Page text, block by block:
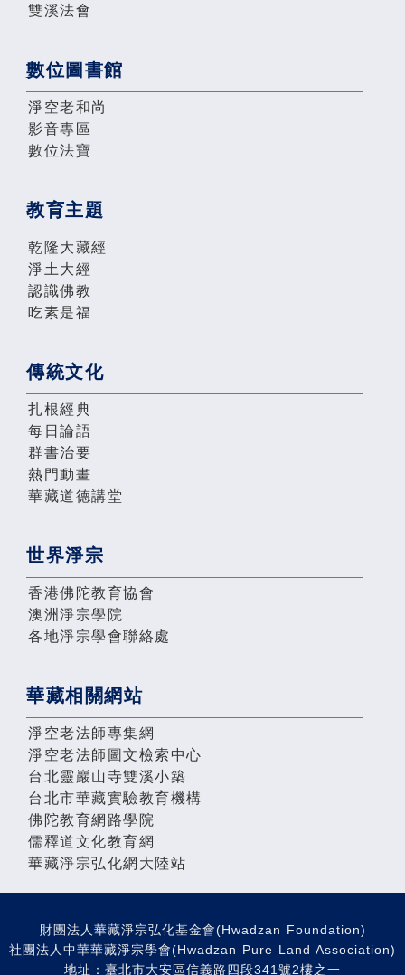
雙溪法會
數位圖書館
淨空老和尚
影音專區
數位法寶
教育主題
乾隆大藏經
淨土大經
認識佛教
吃素是福
傳統文化
扎根經典
每日論語
群書治要
熱門動畫
華藏道德講堂
世界淨宗
香港佛陀教育協會
澳洲淨宗學院
各地淨宗學會聯絡處
華藏相關網站
淨空老法師專集網
淨空老法師圖文檢索中心
台北靈巖山寺雙溪小築
台北市華藏實驗教育機構
佛陀教育網路學院
儒釋道文化教育網
華藏淨宗弘化網大陸站
財團法人華藏淨宗弘化基金會(Hwadzan Foundation)
社團法人中華華藏淨宗學會(Hwadzan Pure Land Association)
地址：臺北市大安區信義路四段341號2樓之一